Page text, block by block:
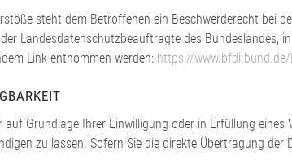
steht dem Betroffenen ein Beschwerderecht bei
Landesdatenschutzbeauftragte des Bundeslandes,
Link entnommen werden: https://
auf Grundlage Ihrer Einwilligung oder in Erfüllung
zu lassen. Sofern Sie die direkte Übertragung